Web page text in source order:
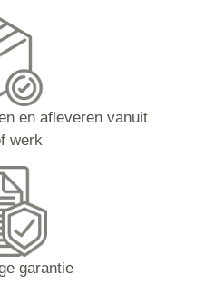
en afleveren vanuit
werk
garantie